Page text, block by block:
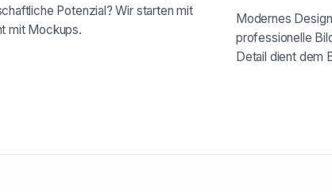
Potenzial? Wir starten mit
mit Mockups.
Modernes
professionelle
Detail dient dem